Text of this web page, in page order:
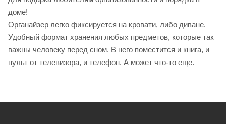
доме!
Органайзер легко фиксируется на кровати, либо диване.
Удобный формат хранения любых предметов, которые так
важны человеку перед сном. В него поместится и книга, и
пульт от телевизора, и телефон. А может что-то еще.